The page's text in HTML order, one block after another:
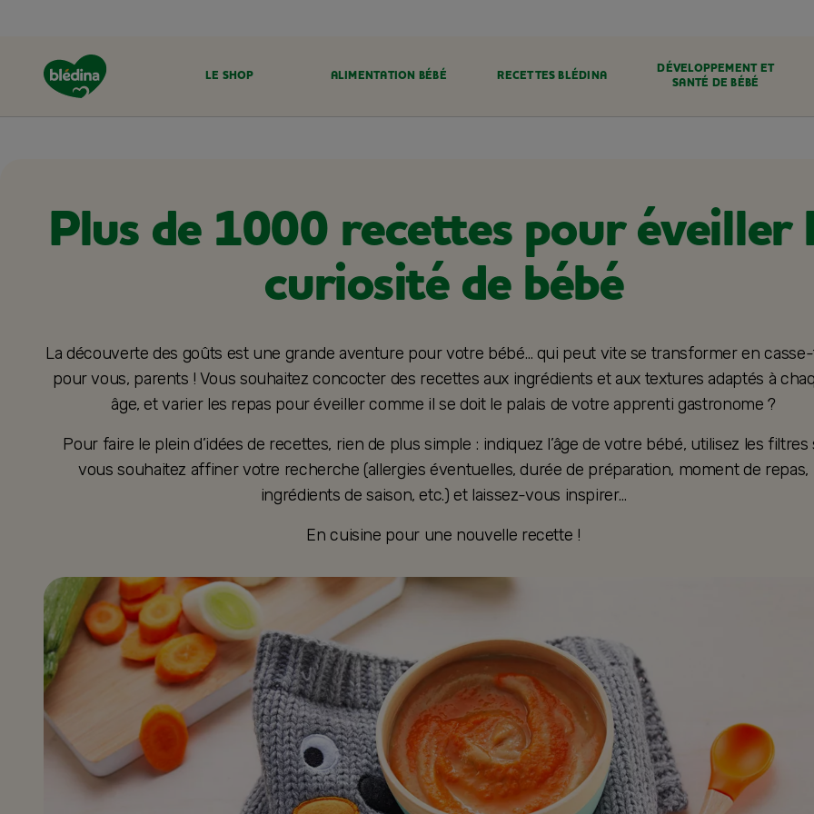
LE SHOP ALIMENTATION BÉBÉ RECETTES BLÉDINA
DÉVELOPPEMENT ET
SANTÉ DE BÉBÉ
RECETTES BLÉDINA
Plus de 1000 recettes pour éveiller
curiosité de bébé
La découverte des goûts est une grande aventure pour votre bébé… qui peut vite se transformer en
pour vous, parents ! Vous souhaitez concocter des recettes aux ingrédients et aux textures adaptés à
âge, et varier les repas pour éveiller comme il se doit le palais de votre apprenti gastronome ?
Pour faire le plein d’idées de recettes, rien de plus simple : indiquez l’âge de votre bébé, utilisez les filtres
vous souhaitez affiner votre recherche (allergies éventuelles, durée de préparation, moment de repas,
ingrédients de saison, etc.) et laissez-vous inspirer…
En cuisine pour une nouvelle recette !